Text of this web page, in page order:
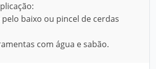
pelo baixo ou pincel de cerdas
com água e sabão.